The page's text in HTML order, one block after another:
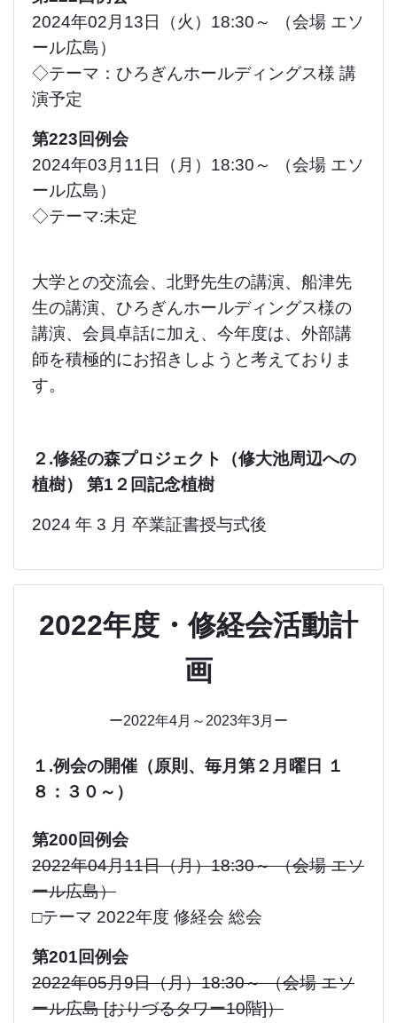
2024年02月13日（火）18:30～ （会場 エソ
ール広島）
◇テーマ：ひろぎんホールディングス様 講
演予定
第223回例会
2024年03月11日（月）18:30～ （会場 エソ
ール広島）
◇テーマ:未定
大学との交流会、北野先生の講演、船津先
生の講演、ひろぎんホールディングス様の
講演、会員卓話に加え、今年度は、外部講
師を積極的にお招きしようと考えておりま
す。
２.修経の森プロジェクト（修大池周辺への
植樹） 第1２回記念植樹
2024 年 3 月 卒業証書授与式後
2022年度・修経会活動計
画
ー2022年4月～2023年3月ー
１.例会の開催（原則、毎月第２月曜日 １
８：３０～）
第200回例会
2022年04月11日（月）18:30～ （会場 エソ
ール広島）
□テーマ 2022年度 修経会 総会
第201回例会
2022年05月9日（月）18:30～ （会場 エソ
ール広島 [おりづるタワー10階]）